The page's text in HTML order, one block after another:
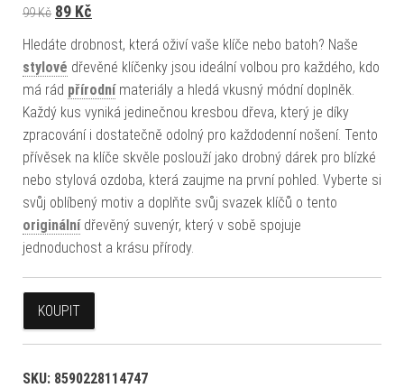
99Kč Původní cena byla: 99 Kč.
89 Kč
Hledáte drobnost, která oživí vaše klíče nebo batoh? Naše
stylové dřevěné klíčenky jsou ideální volbou pro každého, kdo
má rád přírodnímateriály a hledá vkusný módní doplněk.
Každý kus vyniká jedinečnou kresbou dřeva, který je díky
zpracování i dostatečně odolný pro každodenní nošení. Tento
přívěsek na klíče skvěle poslouží jako drobný dárek pro blízké
nebo stylová ozdoba, která zaujme na první pohled. Vyberte si
svůj oblíbený motiv a doplňte svůj svazek klíčů o tento
originálnídřevěný suvenýr, který v sobě spojuje
jednoduchost a krásu přírody.
KOUPIT
SKU: 8590228114747